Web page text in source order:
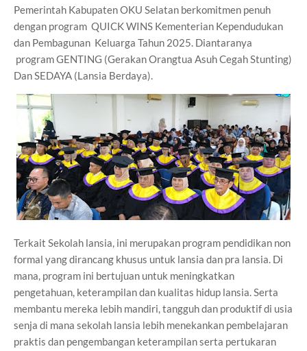
Pemerintah Kabupaten OKU Selatan berkomitmen penuh
dengan program QUICK WINS Kementerian Kependudukan
dan Pembagunan Keluarga Tahun 2025. Diantaranya
program GENTING (Gerakan Orangtua Asuh Cegah Stunting)
Dan SEDAYA (Lansia Berdaya).
Terkait Sekolah lansia, ini merupakan program pendidikan non
formal yang dirancang khusus untuk lansia dan pra lansia. Di
mana, program ini bertujuan untuk meningkatkan
pengetahuan, keterampilan dan kualitas hidup lansia. Serta
membantu mereka lebih mandiri, tangguh dan produktif di usia
senja di mana sekolah lansia lebih menekankan pembelajaran
praktis dan pengembangan keterampilan serta pertukaran